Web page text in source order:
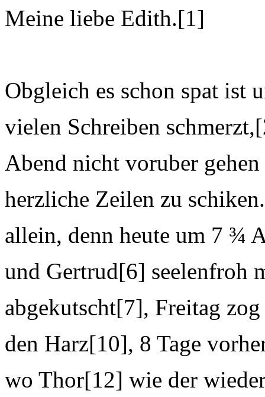
Meine liebe Edith.[1]
Obgleich es schon spat ist
vielen Schreiben
Abend nicht voruber
herzliche Zeilen zu
allein, denn heute um 7 ¾
und Gertrud[6] seelenfroh
abgekutscht[7], Freitag
den Harz[10], 8 Tage
wo Thor[12] wie der